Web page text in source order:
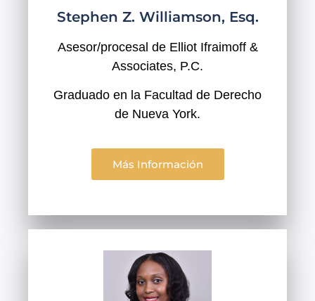
Stephen Z. Williamson, Esq.
Asesor/procesal de Elliot Ifraimoff &
Associates, P.C.
Graduado en la Facultad de Derecho
de Nueva York.
Más Información